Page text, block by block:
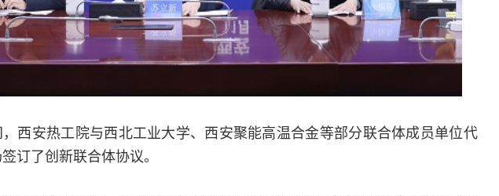
西安热工院与西北工业大学、西安聚能高温合金等部分联合体成员单位代
订了创新联合体协议。